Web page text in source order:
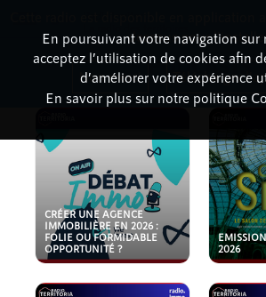
PODCASTS
CRÉER UNE AGENCE
IMMOBILIÈRE EN 2026 :
FOLIE OU FORMIDABLE
OPPORTUNITÉ ?
2026
En poursuivant votre navigation sur
acceptez l’utilisation de cookies afin
d’améliorer votre expérience
En savoir plus sur notre politique
dessous pour
Non merci Télécharger